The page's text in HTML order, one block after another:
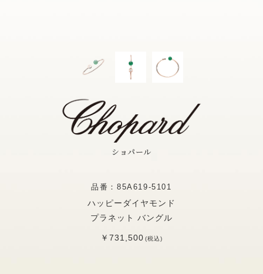
ショパール
品番：85A619-5101
ハッピーダイヤモンド
プラネット バングル
￥731,500(税込)